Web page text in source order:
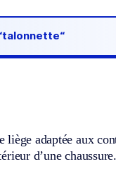
liège adaptée aux
d’une chaussure.